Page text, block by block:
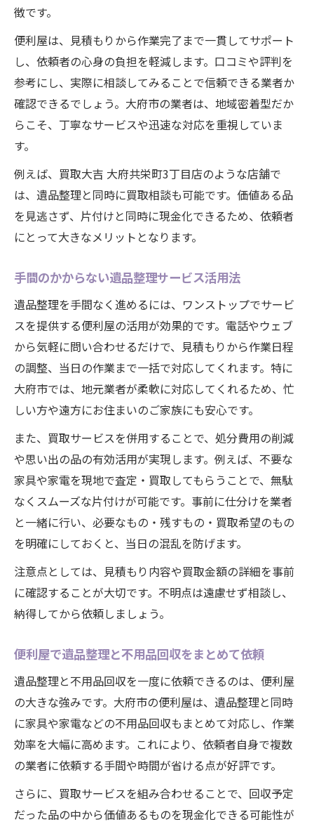
徴です。
便利屋は、見積もりから作業完了まで一貫してサポート
し、依頼者の心身の負担を軽減します。口コミや評判を
参考にし、実際に相談してみることで信頼できる業者か
確認できるでしょう。大府市の業者は、地域密着型だか
らこそ、丁寧なサービスや迅速な対応を重視していま
す。
例えば、買取大吉 大府共栄町3丁目店のような店舗で
は、遺品整理と同時に買取相談も可能です。価値ある品
を見逃さず、片付けと同時に現金化できるため、依頼者
にとって大きなメリットとなります。
手間のかからない遺品整理サービス活用法
遺品整理を手間なく進めるには、ワンストップでサービ
スを提供する便利屋の活用が効果的です。電話やウェブ
から気軽に問い合わせるだけで、見積もりから作業日程
の調整、当日の作業まで一括で対応してくれます。特に
大府市では、地元業者が柔軟に対応してくれるため、忙
しい方や遠方にお住まいのご家族にも安心です。
また、買取サービスを併用することで、処分費用の削減
や思い出の品の有効活用が実現します。例えば、不要な
家具や家電を現地で査定・買取してもらうことで、無駄
なくスムーズな片付けが可能です。事前に仕分けを業者
と一緒に行い、必要なもの・残すもの・買取希望のもの
を明確にしておくと、当日の混乱を防げます。
注意点としては、見積もり内容や買取金額の詳細を事前
に確認することが大切です。不明点は遠慮せず相談し、
納得してから依頼しましょう。
便利屋で遺品整理と不用品回収をまとめて依頼
遺品整理と不用品回収を一度に依頼できるのは、便利屋
の大きな強みです。大府市の便利屋は、遺品整理と同時
に家具や家電などの不用品回収もまとめて対応し、作業
効率を大幅に高めます。これにより、依頼者自身で複数
の業者に依頼する手間や時間が省ける点が好評です。
さらに、買取サービスを組み合わせることで、回収予定
だった品の中から価値あるものを現金化できる可能性が